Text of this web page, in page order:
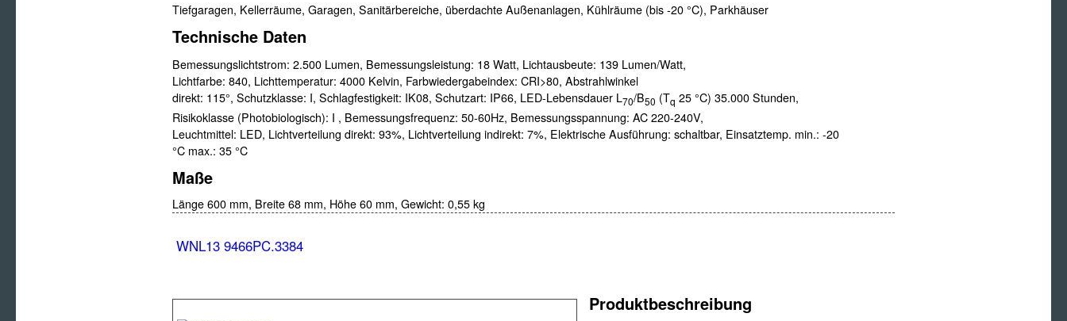
Tiefgaragen, Kellerräume, Garagen, Sanitärbereiche, überdachte Außenanlagen, Kühlräume (bis -20 °C), Parkhäuser
Technische Daten
Bemessungslichtstrom: 2.500 Lumen, Bemessungsleistung: 18 Watt, Lichtausbeute: 139 Lumen/Watt,
Lichtfarbe: 840, Lichttemperatur: 4000 Kelvin, Farbwiedergabeindex: CRI>80, Abstrahlwinkel
direkt: 115°, Schutzklasse: I, Schlagfestigkeit: IK08, Schutzart: IP66, LED-Lebensdauer L70/B50 (Tq 25 °C) 35.000 Stunden,
Risikoklasse (Photobiologisch): I , Bemessungsfrequenz: 50-60Hz, Bemessungsspannung: AC 220-240V,
Leuchtmittel: LED, Lichtverteilung direkt: 93%, Lichtverteilung indirekt: 7%, Elektrische Ausführung: schaltbar, Einsatztemp. min.: -20
°C max.: 35 °C
Maße
Länge 600 mm, Breite 68 mm, Höhe 60 mm, Gewicht: 0,55 kg
WNL13 9466PC.3384
Produktbeschreibung